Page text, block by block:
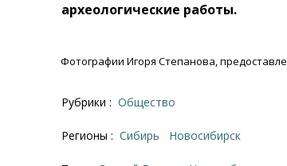
археологические работы.
Фотографии Игоря Степанова,
Рубрики : Общество
Регионы : Сибирь Новосибирск